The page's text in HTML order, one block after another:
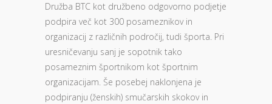
Družba BTC kot družbeno odgovorno podjetje
podpira več kot 300 posameznikov in
organizacij z različnih področij, tudi športa. Pri
uresničevanju sanj je sopotnik tako
posameznim športnikom kot športnim
organizacijam. Še posebej naklonjena je
podpiranju (ženskih) smučarskih skokov in